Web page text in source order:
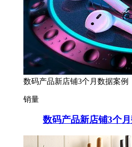
数码产品新店铺3个月数据案例
销量
数码产品新店铺3个